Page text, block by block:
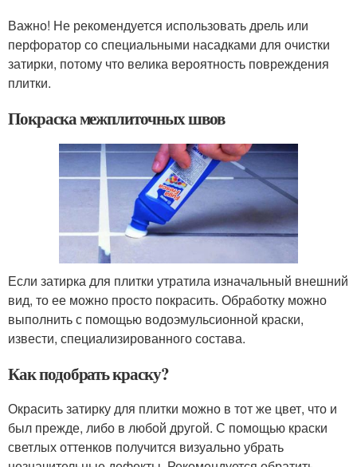
Важно! Не рекомендуется использовать дрель или
перфоратор со специальными насадками для очистки
затирки, потому что велика вероятность повреждения
плитки.
Покраска межплиточных швов
Если затирка для плитки утратила изначальный внешний
вид, то ее можно просто покрасить. Обработку можно
выполнить с помощью водоэмульсионной краски,
извести, специализированного состава.
Как подобрать краску?
Окрасить затирку для плитки можно в тот же цвет, что и
был прежде, либо в любой другой. С помощью краски
светлых оттенков получится визуально убрать